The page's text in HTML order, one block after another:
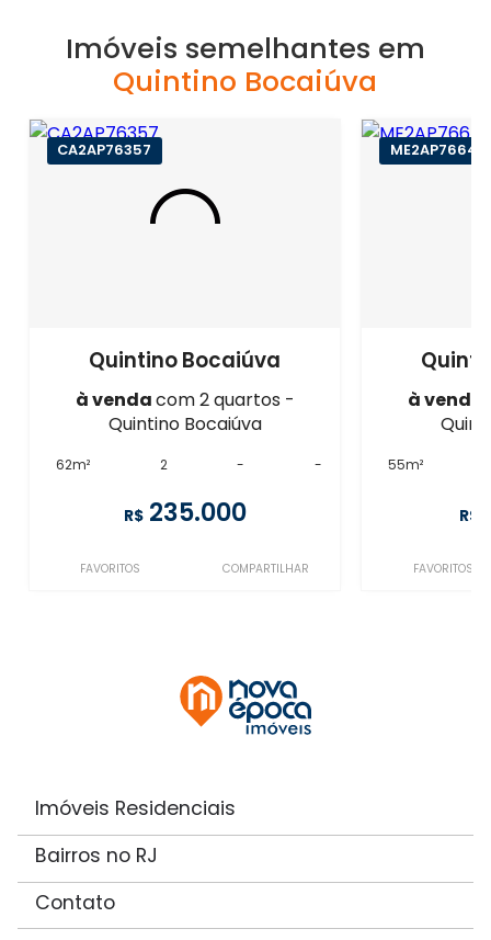
Imóveis semelhantes em
Quintino Bocaiúva
CA2AP76357
Quintino Bocaiúva
à vendacom 2 quartos -
Quintino Bocaiúva
62m² 2 - -
R$ 235.000
FAVORITOS COMPARTILHAR
ME2AP76641
à venda
55m²
R$
FAVORITOS
Imóveis Residenciais
Bairros no RJ
Contato